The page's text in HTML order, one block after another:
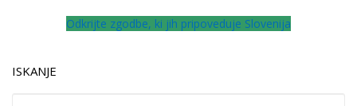
Odkrijte zgodbe, ki jih pripoveduje Slovenija
ISKANJE